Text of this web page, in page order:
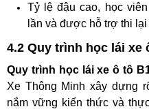
Tỷ lệ đậu cao, học
lần và được hỗ trợ thi
4.2 Quy trình học lái xe
Quy trình học lái xe ô tô
Xe Thông Minh xây dựng
nắm vững kiến thức và